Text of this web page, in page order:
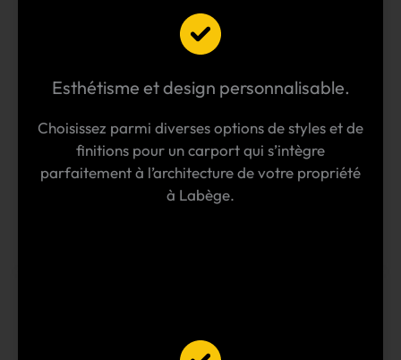
Esthétisme et design personnalisable.
Choisissez parmi diverses options de styles et de
finitions pour un carport qui s’intègre
parfaitement à l’architecture de votre propriété
à Labège.